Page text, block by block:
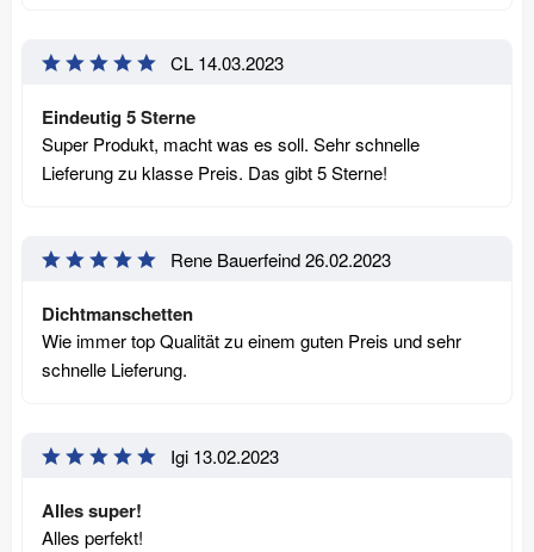
CL 14.03.2023
Eindeutig 5 Sterne
Super Produkt, macht was es soll. Sehr schnelle
Lieferung zu klasse Preis. Das gibt 5 Sterne!
Rene Bauerfeind26.02.2023
Dichtmanschetten
Wie immer top Qualität zu einem guten Preis und sehr
schnelle Lieferung.
Igi 13.02.2023
Alles super!
Alles perfekt!